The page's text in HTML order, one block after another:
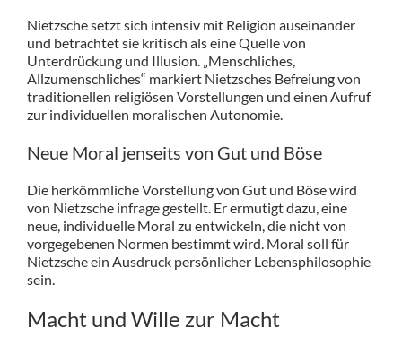
Nietzsche setzt sich intensiv mit Religion auseinander
und betrachtet sie kritisch als eine Quelle von
Unterdrückung und Illusion. „Menschliches,
Allzumenschliches“ markiert Nietzsches Befreiung von
traditionellen religiösen Vorstellungen und einen Aufruf
zur individuellen moralischen Autonomie.
Neue Moral jenseits von Gut und Böse
Die herkömmliche Vorstellung von Gut und Böse wird
von Nietzsche infrage gestellt. Er ermutigt dazu, eine
neue, individuelle Moral zu entwickeln, die nicht von
vorgegebenen Normen bestimmt wird. Moral soll für
Nietzsche ein Ausdruck persönlicher Lebensphilosophie
sein.
Macht und Wille zur Macht